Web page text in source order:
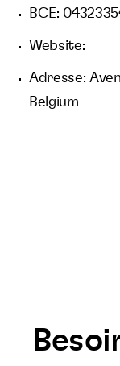
BCE:
Website:
Adresse:
Belgium